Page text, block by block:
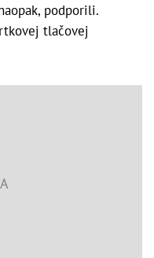
podporili.
tlačovej